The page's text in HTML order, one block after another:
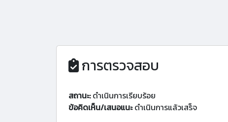
การตรวจสอบ
สถานะ:ดำเนินการเรียบร้อย
ข้อคิดเห็น/เสนอแนะดำเนินการแล้วเสร็จ